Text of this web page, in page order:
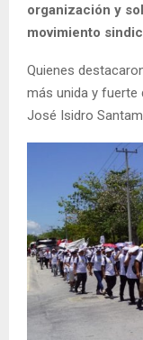
organización y
movimiento
Quienes
más unida y fuerte
José Isidro